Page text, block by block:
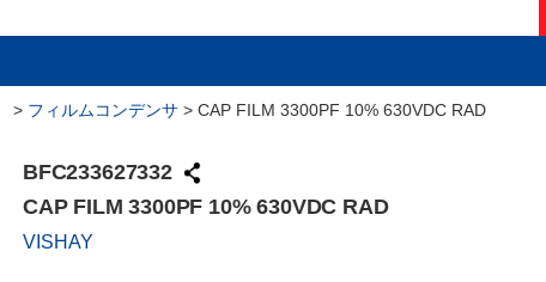
> フィルムコンデンサ > CAP FILM 3300PF 10% 630VDC RAD
BFC233627332
CAP FILM 3300PF 10% 630VDC RAD
VISHAY